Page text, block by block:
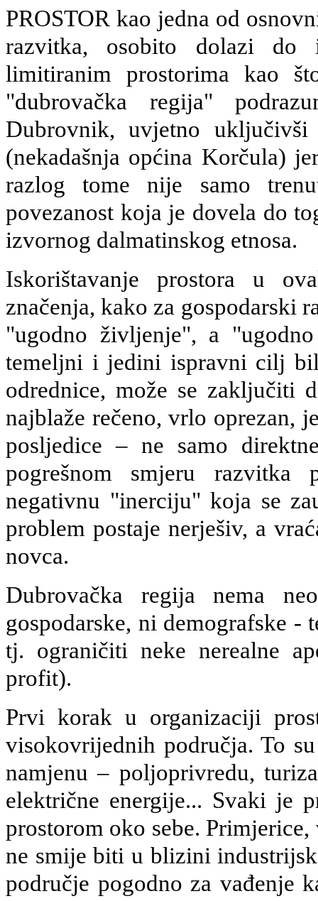
PROSTOR kao jedna od
razvitka, osobito dolazi do
limitiranim prostorima kao
"dubrovačka regija"
Dubrovnik, uvjetno
(nekadašnja općina Korčula)
razlog tome nije samo
povezanost koja je dovela do
izvornog dalmatinskog etnosa.
Iskorištavanje prostora u
značenja, kako za gospodarski
"ugodno življenje", a
temeljni i jedini ispravni cilj
odrednice, može se zaključiti
najblaže rečeno, vrlo oprezan,
posljedice – ne samo
pogrešnom smjeru razvitka
negativnu "inerciju" koja se
problem postaje nerješiv, a
novca.
Dubrovačka regija nema
gospodarske, ni demografske -
tj. ograničiti neke nerealne
profit).
Prvi korak u organizaciji
visokovrijednih područja. To
namjenu – poljoprivredu,
električne energije... Svaki je
prostorom oko sebe.
ne smije biti u blizini
područje pogodno za vađenje